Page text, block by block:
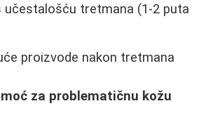
učestalošću tretmana (1-2 puta
proizvode nakon tretmana
za problematičnu kožu